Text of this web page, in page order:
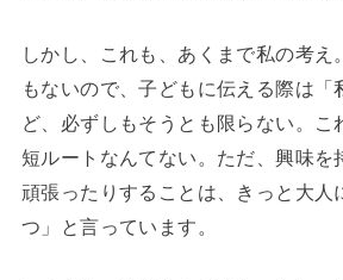
しかし、これも、あくまで私の考え
もないので、子どもに伝える際は「
ど、必ずしもそうとも限らない。こ
短ルートなんてない。ただ、興味を
頑張ったりすることは、きっと大人
つ」と言っています。